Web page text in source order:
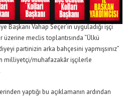
Başkanı Vahap Seçer’in uyguladığı işçi
üzerine meclis toplantısında “Ülkü
partinizin arka bahçesini yapmışsınız”
milliyetçi/muhafazakâr işçilerle
yaptığı bu açıklamanın ardından